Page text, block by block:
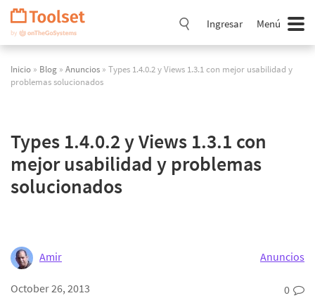
Saltar
navegación
Ingresar Menú
Inicio » Blog » Anuncios » Types 1.4.0.2 y Views 1.3.1 con mejor usabilidad y
problemas solucionados
Types 1.4.0.2 y Views 1.3.1 con
mejor usabilidad y problemas
solucionados
Amir Anuncios
October 26, 2013 0